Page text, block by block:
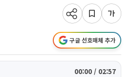
구글 선호매체 추가
00:00 / 02:57